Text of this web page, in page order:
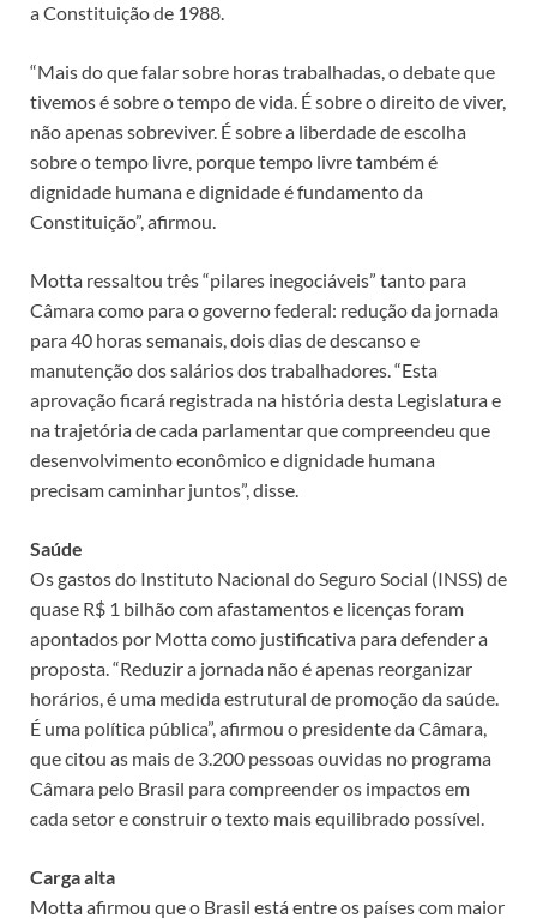
a Constituição de 1988.
“Mais do que falar sobre horas trabalhadas, o debate que
tivemos é sobre o tempo de vida. É sobre o direito de viver,
não apenas sobreviver. É sobre a liberdade de escolha
sobre o tempo livre, porque tempo livre também é
dignidade humana e dignidade é fundamento da
Constituição”, afirmou.
Motta ressaltou três “pilares inegociáveis” tanto para
Câmara como para o governo federal: redução da jornada
para 40 horas semanais, dois dias de descanso e
manutenção dos salários dos trabalhadores. “Esta
aprovação ficará registrada na história desta Legislatura e
na trajetória de cada parlamentar que compreendeu que
desenvolvimento econômico e dignidade humana
precisam caminhar juntos”, disse.
Saúde
Os gastos do Instituto Nacional do Seguro Social (INSS) de
quase R$ 1 bilhão com afastamentos e licenças foram
apontados por Motta como justificativa para defender a
proposta. “Reduzir a jornada não é apenas reorganizar
horários, é uma medida estrutural de promoção da saúde.
É uma política pública”, afirmou o presidente da Câmara,
que citou as mais de 3.200 pessoas ouvidas no programa
Câmara pelo Brasil para compreender os impactos em
cada setor e construir o texto mais equilibrado possível.
Carga alta
Motta afirmou que o Brasil está entre os países com maior